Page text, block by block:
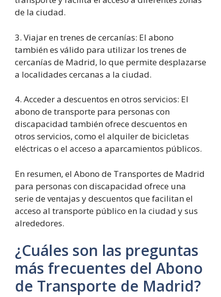
de la ciudad.
3. Viajar en trenes de cercanías: El abono
también es válido para utilizar los trenes de
cercanías de Madrid, lo que permite desplazarse
a localidades cercanas a la ciudad.
4. Acceder a descuentos en otros servicios: El
abono de transporte para personas con
discapacidad también ofrece descuentos en
otros servicios, como el alquiler de bicicletas
eléctricas o el acceso a aparcamientos públicos.
En resumen, el Abono de Transportes de Madrid
para personas con discapacidad ofrece una
serie de ventajas y descuentos que facilitan el
acceso al transporte público en la ciudad y sus
alrededores.
¿Cuáles son las preguntas
más frecuentes del Abono
de Transporte de Madrid?